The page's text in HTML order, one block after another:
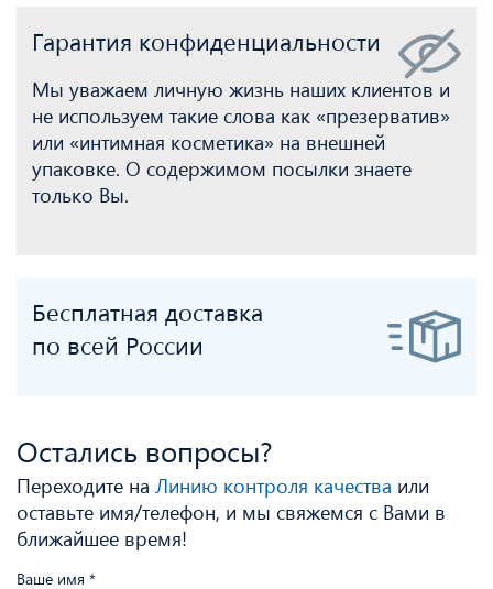
Гарантия конфиденциальности
Мы уважаем личную жизнь наших клиентов и
не используем такие слова как «презерватив»
или «интимная косметика» на внешней
упаковке. О содержимом посылки знаете
только Вы.
Бесплатная доставка
по всей России
Остались вопросы?
Переходите на Линию контроля качества или
оставьте имя/телефон, и мы свяжемся с Вами в
ближайшее время!
Ваше имя *